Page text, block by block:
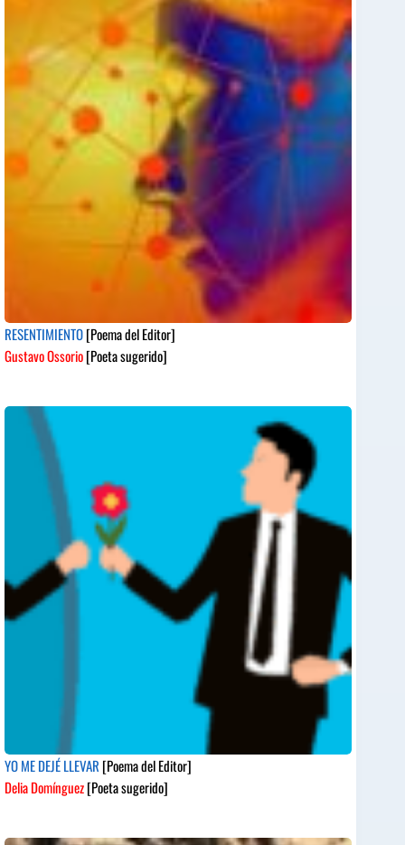
RESENTIMIENTO[Poema del Editor]
Gustavo Ossorio[Poeta sugerido]
YO ME DEJÉ LLEVAR [Poema del Editor]
Delia Domínguez[Poeta sugerido]